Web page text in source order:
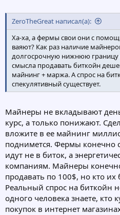
ZeroTheGreat написал(а):
Ха-ха, а фермы свои они с
ваяют? Как раз наличие
долгосрочную нижнюю границу
смысла продавать биткойн
майнинг + маржа. А спрос на
спекулятивный существует.
Майнеры не вкладывают
курс, а только понижают.
вложите в ее майнинг
поднимется. Фермы конечно
идут не в биток, а
компаниям. Майнеры
продавать по 100$, но кто их
Реальный спрос на биткойн
одного человека знаете, кто
покупок в интернет